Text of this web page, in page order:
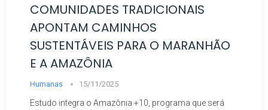
COMUNIDADES TRADICIONAIS
APONTAM CAMINHOS
SUSTENTÁVEIS PARA O MARANHÃO
E A AMAZÔNIA
Humanas 15/11/2025
Estudo integra o Amazônia +10, programa que será